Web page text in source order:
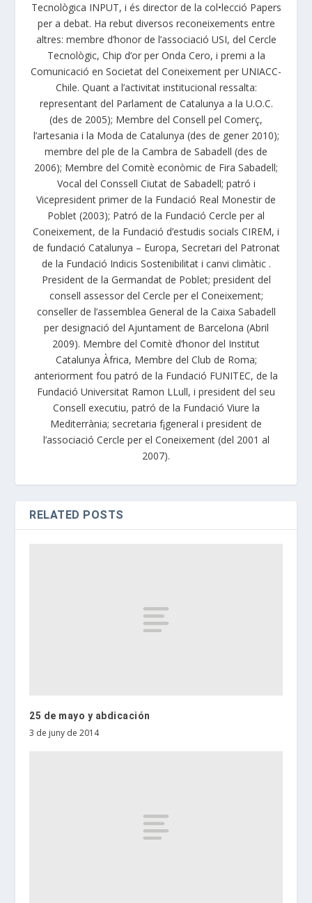
Tecnològica INPUT, i és director de la col•lecció Papers
per a debat. Ha rebut diversos reconeixements entre
altres: membre d’honor de l’associació USI, del Cercle
Tecnològic, Chip d’or per Onda Cero, i premi a la
Comunicació en Societat del Coneixement per UNIACC-
Chile. Quant a l’activitat institucional ressalta:
representant del Parlament de Catalunya a la U.O.C.
(des de 2005); Membre del Consell pel Comerç,
l’artesania i la Moda de Catalunya (des de gener 2010);
membre del ple de la Cambra de Sabadell (des de
2006); Membre del Comitè econòmic de Fira Sabadell;
Vocal del Conssell Ciutat de Sabadell; patró i
Vicepresident primer de la Fundació Real Monestir de
Poblet (2003); Patró de la Fundació Cercle per al
Coneixement, de la Fundació d’estudis socials CIREM, i
de fundació Catalunya – Europa, Secretari del Patronat
de la Fundació Indicis Sostenibilitat i canvi climàtic .
President de la Germandat de Poblet; president del
consell assessor del Cercle per el Coneixement;
conseller de l’assemblea General de la Caixa Sabadell
per designació del Ajuntament de Barcelona (Abril
2009). Membre del Comitè d’honor del Institut
Catalunya Àfrica, Membre del Club de Roma;
anteriorment fou patró de la Fundació FUNITEC, de la
Fundació Universitat Ramon LLull, i president del seu
Consell executiu, patró de la Fundació Viure la
Mediterrània; secretaria f¡general i president de
l’associació Cercle per el Coneixement (del 2001 al
2007).
RELATED POSTS
25 de mayo y abdicación
3 de juny de 2014